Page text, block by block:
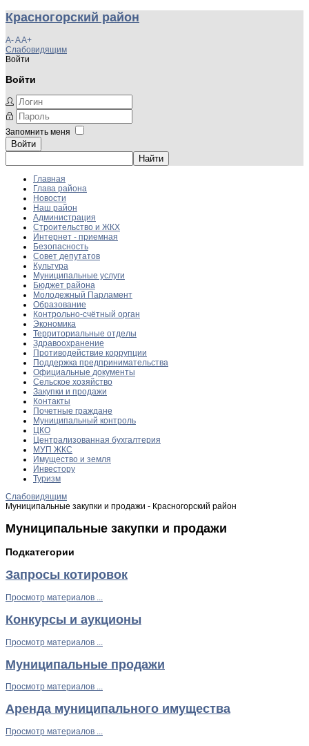
Красногорский район
A-AA+
Слабовидящим
Войти
Войти
Запомнить меня
Войти
Главная
Глава района
Новости
Наш район
Администрация
Строительство и ЖКХ
Интернет - приемная
Безопасность
Совет депутатов
Культура
Муниципальные услуги
Бюджет района
Молодежный Парламент
Образование
Контрольно-счётный орган
Экономика
Территориальные отделы
Здравоохранение
Противодействие коррупции
Поддержка предпринимательства
Официальные документы
Сельское хозяйство
Закупки и продажи
Контакты
Почетные граждане
Муниципальный контроль
ЦКО
Централизованная бухгалтерия
МУП ЖКС
Имущество и земля
Инвестору
Туризм
Слабовидящим
Муниципальные закупки и продажи - Красногорский район
Муниципальные закупки и продажи
Подкатегории
Запросы котировок
Просмотр материалов ...
Конкурсы и аукционы
Просмотр материалов ...
Муниципальные продажи
Просмотр материалов ...
Аренда муниципального имущества
Просмотр материалов ...